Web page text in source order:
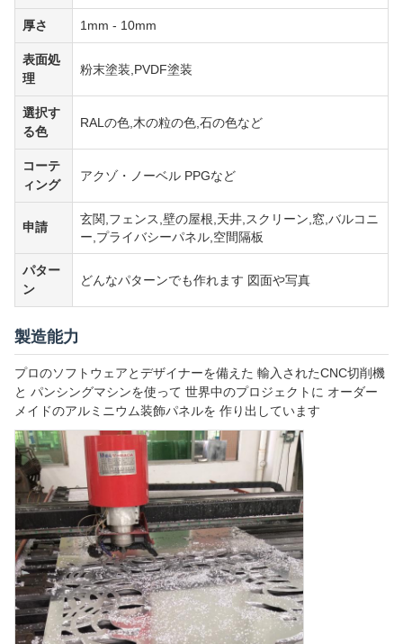
厚さ 1mm - 10mm
表面処
理
粉末塗装,PVDF塗装
選択す
る色
RALの色,木の粒の色,石の色など
コーテ
ィング
アクゾ・ノーベル PPGなど
申請
玄関,フェンス,壁の屋根,天井,スクリーン,窓,バルコニ
ー,プライバシーパネル,空間隔板
パター
ン
どんなパターンでも作れます 図面や写真
製造能力
プロのソフトウェアとデザイナーを備えた 輸入されたCNC切削機
と パンシングマシンを使って 世界中のプロジェクトに オーダー
メイドのアルミニウム装飾パネルを 作り出しています